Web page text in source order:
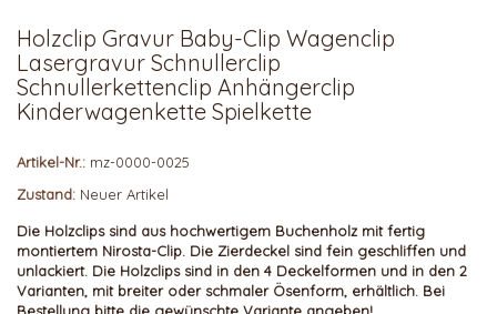
Holzclip Gravur Baby-Clip Wagenclip
Lasergravur Schnullerclip
Schnullerkettenclip Anhängerclip
Kinderwagenkette Spielkette
Artikel-Nr.: mz-0000-0025
Zustand: Neuer Artikel
Die Holzclips sind aus hochwertigem Buchenholz mit fertig
montiertem Nirosta-Clip. Die Zierdeckel sind fein geschliffen und
unlackiert. Die Holzclips sind in den 4 Deckelformen und in den 2
Varianten, mit breiter oder schmaler Ösenform, erhältlich. Bei
Bestellung bitte die gewünschte Variante angeben!